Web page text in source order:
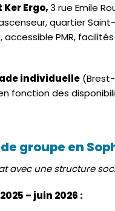
Ergo,3 rue Emile
quartier
accessible PMR,
individuelle
fonction des
groupe en
avec une structure
– juin 2026 :